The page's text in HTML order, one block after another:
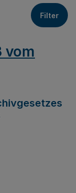
Filter
vom